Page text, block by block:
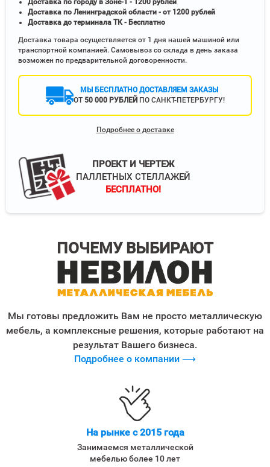
Доставка по городу в Зоне-1 - 1200 рублей
Доставка по Ленинградской области - от 1200 рублей
Доставка до терминала ТК - Бесплатно
Доставка товара осуществляется от 1 дня нашей машиной или
транспортной компанией. Самовывоз со склада в день заказа
возможен по предварительной договоренности.
МЫ БЕСПЛАТНО ДОСТАВЛЯЕМ ЗАКАЗЫ
ОТ 50 000 РУБЛЕЙ ПО САНКТ-ПЕТЕРБУРГУ!
Подробнее о доставке
ПРОЕКТ И ЧЕРТЕЖ
ПАЛЛЕТНЫХ СТЕЛЛАЖЕЙ
БЕСПЛАТНО!
ПОЧЕМУ ВЫБИРАЮТ
Мы готовы предложить Вам не просто металлическую
мебель, а комплексные решения, которые работают на
результат Вашего бизнеса.
Подробнее о компании ⟶
На рынке с 2015 года
Занимаемся металлической
мебелью более 10 лет